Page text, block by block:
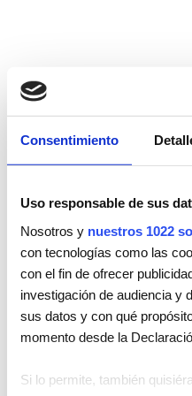
Consentimiento
Uso responsable de sus
Nosotros y nuestros 1022
con tecnologías como las
con el fin de ofrecer
investigación de audiencia y
sus datos y con qué
momento desde la
Si lo permite, también